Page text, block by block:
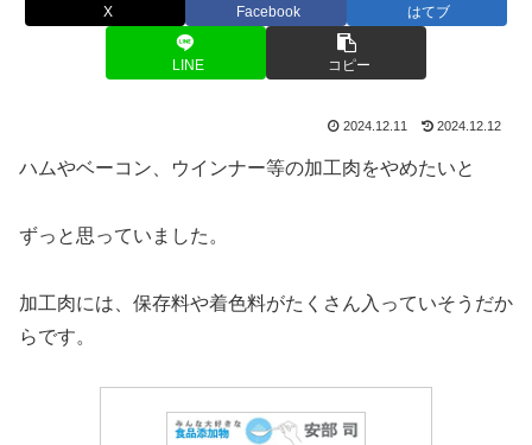
X Facebook はてブ
LINE コピー
2024.12.11 2024.12.12
ハムやベーコン、ウインナー等の加工肉をやめたいと
ずっと思っていました。
加工肉には、保存料や着色料がたくさん入っていそうだか
らです。